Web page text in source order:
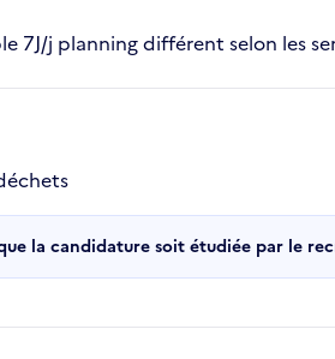
7J/j planning différent selon les
la candidature soit étudiée par le